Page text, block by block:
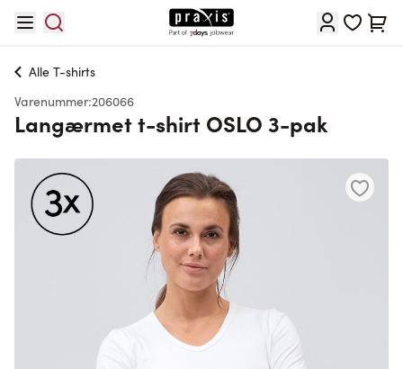
Cart
Alle T-shirts
Varenummer:206066
Langærmet t-shirt OSLO 3-pak